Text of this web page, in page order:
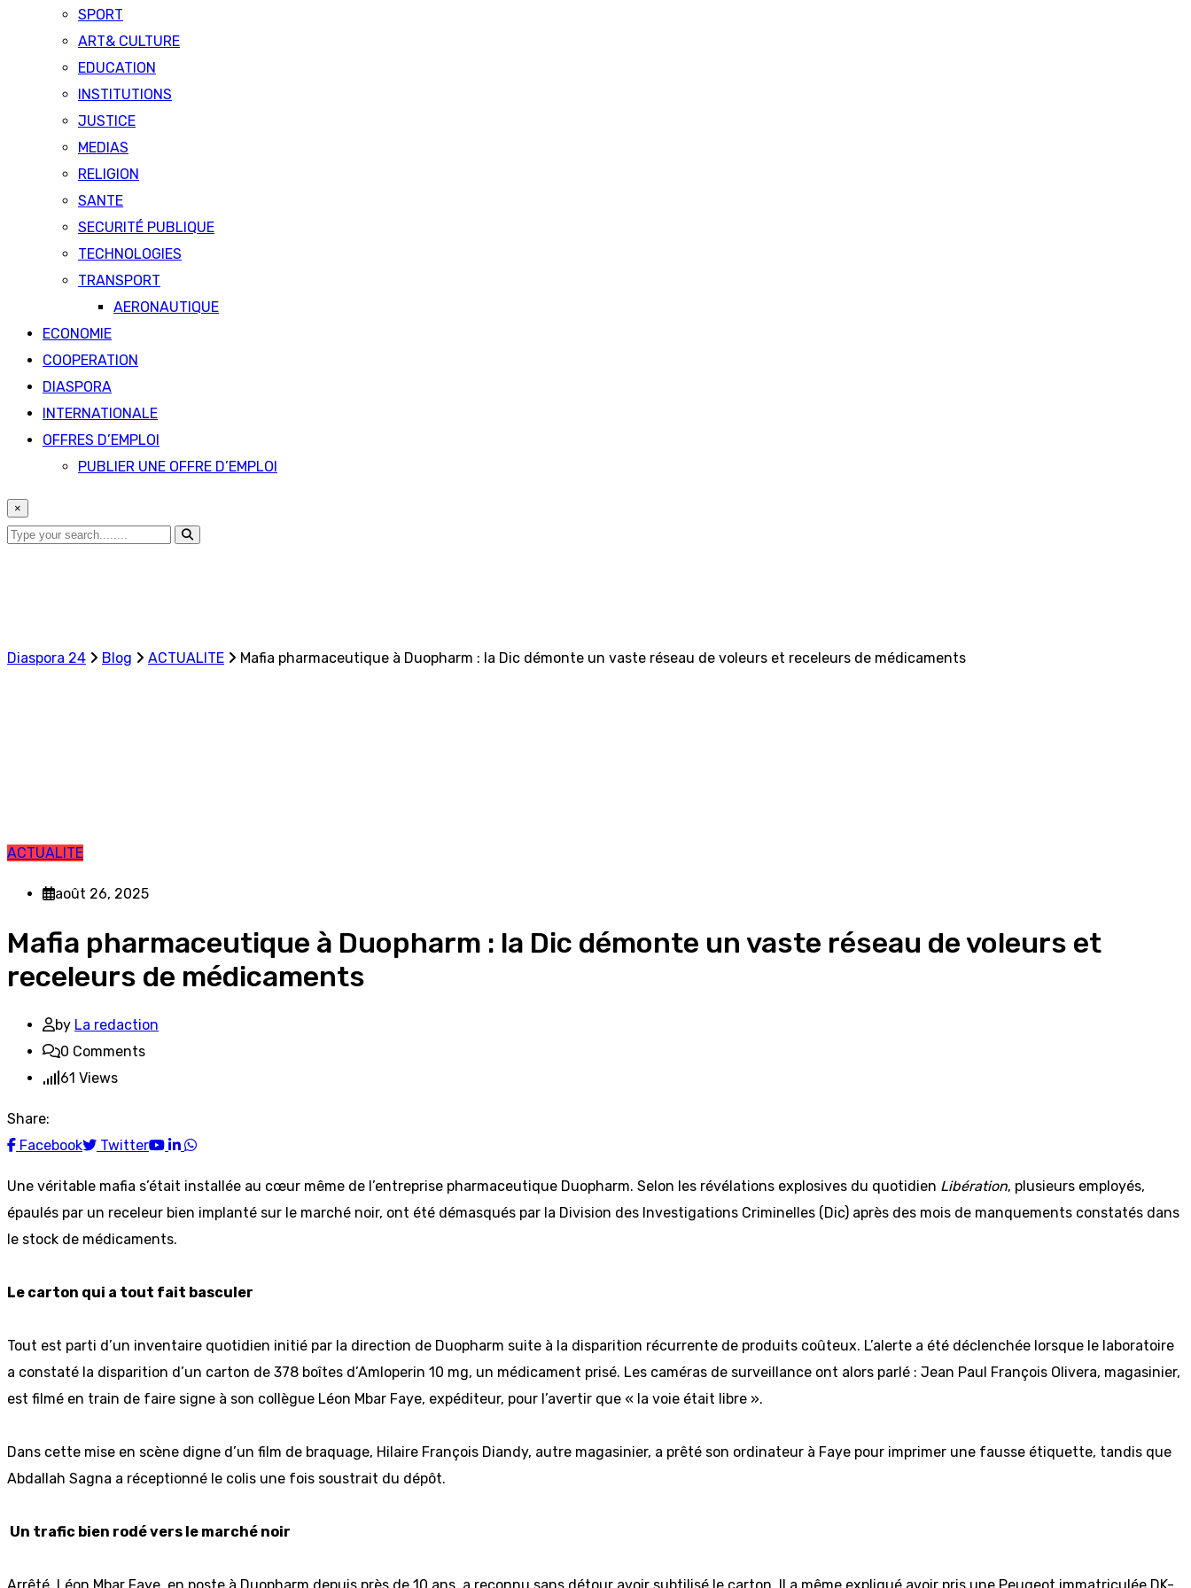
SPORT
ART& CULTURE
EDUCATION
INSTITUTIONS
JUSTICE
MEDIAS
RELIGION
SANTE
SECURITÉ PUBLIQUE
TECHNOLOGIES
TRANSPORT
AERONAUTIQUE
ECONOMIE
COOPERATION
DIASPORA
INTERNATIONALE
OFFRES D’EMPLOI
PUBLIER UNE OFFRE D’EMPLOI
×
Diaspora 24 Blog ACTUALITE Mafia pharmaceutique à Duopharm : la Dic démonte un vaste réseau de voleurs et receleurs de médicaments
ACTUALITE
août 26, 2025
Mafia pharmaceutique à Duopharm : la Dic démonte un vaste réseau de voleurs et
receleurs de médicaments
by La redaction
0 Comments
61 Views
Share:
Facebook
Twitter Youtube
LinkedIn
Whatsapp
Une véritable mafia s’était installée au cœur même de l’entreprise pharmaceutique Duopharm. Selon les révélations explosives du quotidien Libération, plusieurs employés,
épaulés par un receleur bien implanté sur le marché noir, ont été démasqués par la Division des Investigations Criminelles (Dic) après des mois de manquements constatés dans
le stock de médicaments.
Le carton qui a tout fait basculer
Tout est parti d’un inventaire quotidien initié par la direction de Duopharm suite à la disparition récurrente de produits coûteux. L’alerte a été déclenchée lorsque le laboratoire
a constaté la disparition d’un carton de 378 boîtes d’Amloperin 10 mg, un médicament prisé. Les caméras de surveillance ont alors parlé : Jean Paul François Olivera, magasinier,
est filmé en train de faire signe à son collègue Léon Mbar Faye, expéditeur, pour l’avertir que « la voie était libre ».
Dans cette mise en scène digne d’un film de braquage, Hilaire François Diandy, autre magasinier, a prêté son ordinateur à Faye pour imprimer une fausse étiquette, tandis que
Abdallah Sagna a réceptionné le colis une fois soustrait du dépôt.
Un trafic bien rodé vers le marché noir